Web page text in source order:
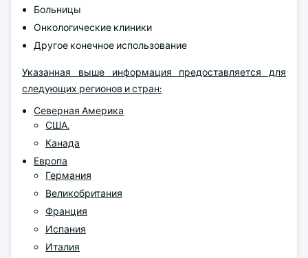
Больницы
Онкологические клиники
Другое конечное использование
Указанная выше информация предоставляется для
следующих регионов и стран:
Северная Америка
США.
Канада
Европа
Германия
Великобритания
Франция
Испания
Италия